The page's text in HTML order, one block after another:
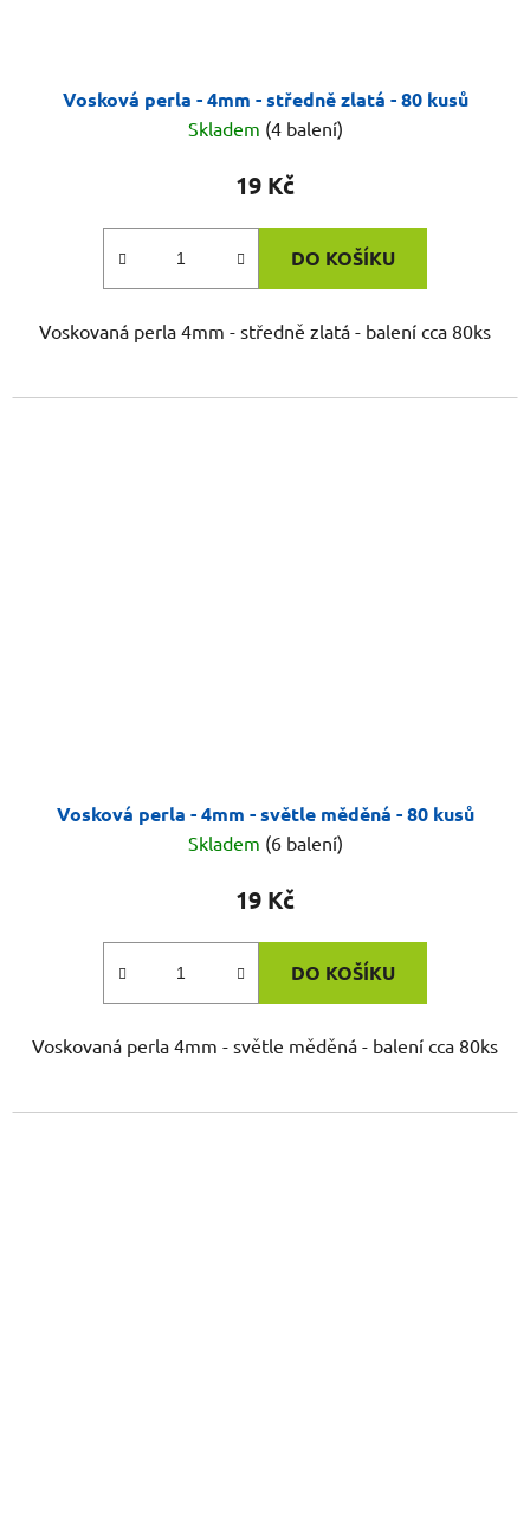
Vosková perla - 4mm - středně zlatá - 80 kusů
Skladem (4 balení)
19 Kč
DO KOŠÍKU
Voskovaná perla 4mm - středně zlatá - balení cca 80ks
Vosková perla - 4mm - světle měděná - 80 kusů
Skladem (6 balení)
19 Kč
DO KOŠÍKU
Voskovaná perla 4mm - světle měděná - balení cca 80ks